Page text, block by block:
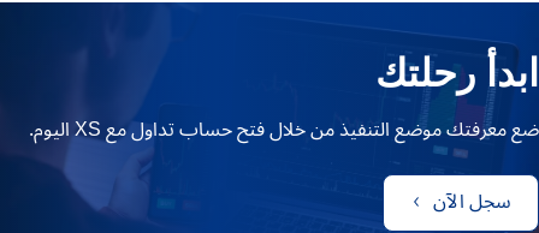
ابدأ رحلتك
ضع معرفتك موضع التنفيذ من خلال فتح حساب تداول مع XS اليوم.
سجل الآن